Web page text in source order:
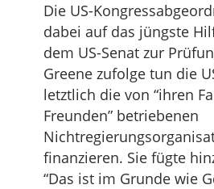
Die US-
dabei auf das jüngste
dem US-Senat zur
Greene zufolge tun die
letztlich die von “ihren
Freunden” betriebenen
finanzieren. Sie fügte
“Das ist im Grunde wie